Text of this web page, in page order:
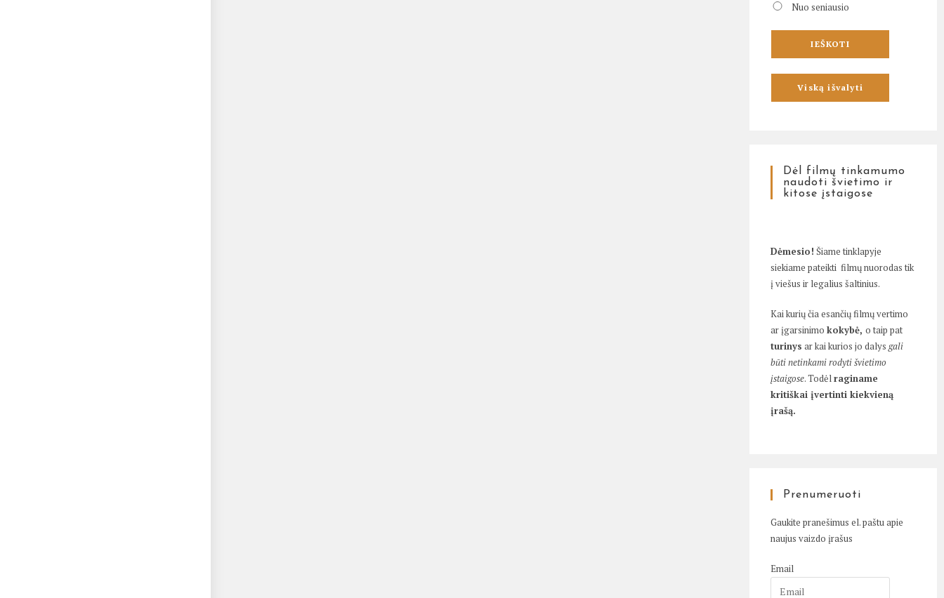
Nuo seniausio
Dėl filmų tinkamumo
naudoti švietimo ir
kitose įstaigose
Dėmesio! Šiame tinklapyje
siekiame pateikti filmų nuorodas tik
į viešus ir legalius šaltinius.
Kai kurių čia esančių filmų vertimo
ar įgarsinimokokybė,o taip pat
turinys ar kai kurios jo dalysgali
būti netinkami rodyti švietimo
įstaigose. Todėlraginame
kritiškai įvertinti kiekvieną
įrašą.
Prenumeruoti
Gaukite pranešimus el. paštu apie
naujus vaizdo įrašus
Email